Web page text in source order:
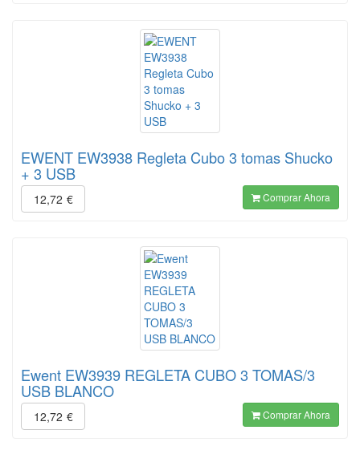
EWENT EW3938 Regleta Cubo 3 tomas Shucko
+ 3 USB
12,72 € Comprar Ahora
Ewent EW3939 REGLETA CUBO 3 TOMAS/3
USB BLANCO
12,72 € Comprar Ahora